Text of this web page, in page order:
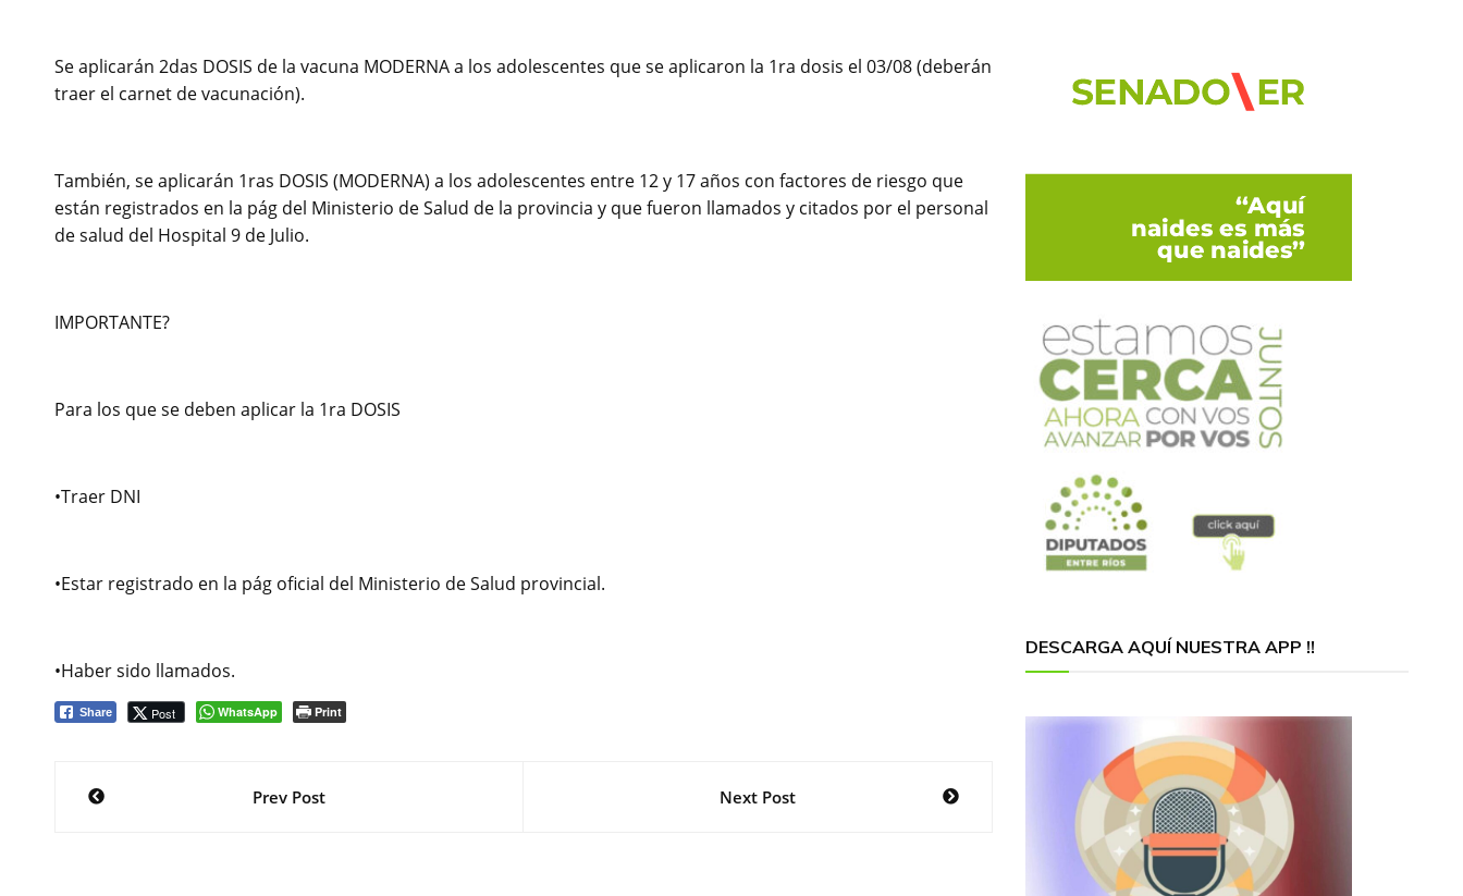
Se aplicarán 2das DOSIS de la vacuna MODERNA a los adolescentes que se aplicaron la 1ra dosis el 03/08 (deberán
traer el carnet de vacunación).
También, se aplicarán 1ras DOSIS (MODERNA) a los adolescentes entre 12 y 17 años con factores de riesgo que
están registrados en la pág del Ministerio de Salud de la provincia y que fueron llamados y citados por el personal
de salud del Hospital 9 de Julio.
IMPORTANTE?
Para los que se deben aplicar la 1ra DOSIS
•Traer DNI
•Estar registrado en la pág oficial del Ministerio de Salud provincial.
•Haber sido llamados.
Share Post WhatsApp Print
NavegaciónPrev Post Next Post
DESCARGA AQUÍ NUESTRA APP !!